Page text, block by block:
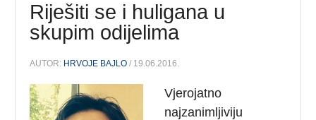
Riješiti se i huligana u
skupim odijelima
AUTOR: HRVOJE BAJLO / 19.06.2016.
Vjerojatno
najzanimljiviju